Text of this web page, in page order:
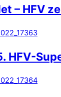
– HFV
HFV-